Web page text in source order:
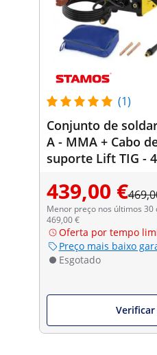
(1)
Conjunto de
A - MMA + Cabo
suporte Lift TIG -
439,00 €
Menor preço nos últimos 30
469,00 €
Oferta por tempo
Preço mais baixo
Esgotado